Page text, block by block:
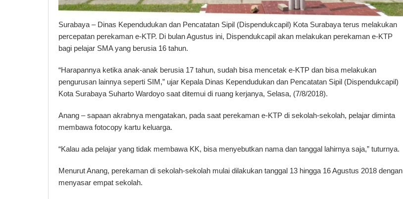
Surabaya – Dinas Kependudukan dan Pencatatan Sipil (Dispendukcapil) Kota Surabaya terus melakukan
percepatan perekaman e-KTP. Di bulan Agustus ini, Dispendukcapil akan melakukan perekaman e-KTP
bagi pelajar SMA yang berusia 16 tahun.
“Harapannya ketika anak-anak berusia 17 tahun, sudah bisa mencetak e-KTP dan bisa melakukan
pengurusan lainnya seperti SIM,” ujar Kepala Dinas Kependudukan dan Pencatatan Sipil (Dispendukcapil)
Kota Surabaya Suharto Wardoyo saat ditemui di ruang kerjanya, Selasa, (7/8/2018).
Anang – sapaan akrabnya mengatakan, pada saat perekaman e-KTP di sekolah-sekolah, pelajar diminta
membawa fotocopy kartu keluarga.
“Kalau ada pelajar yang tidak membawa KK, bisa menyebutkan nama dan tanggal lahirnya saja,” tuturnya.
Menurut Anang, perekaman di sekolah-sekolah mulai dilakukan tanggal 13 hingga 16 Agustus 2018 dengan
menyasar empat sekolah.